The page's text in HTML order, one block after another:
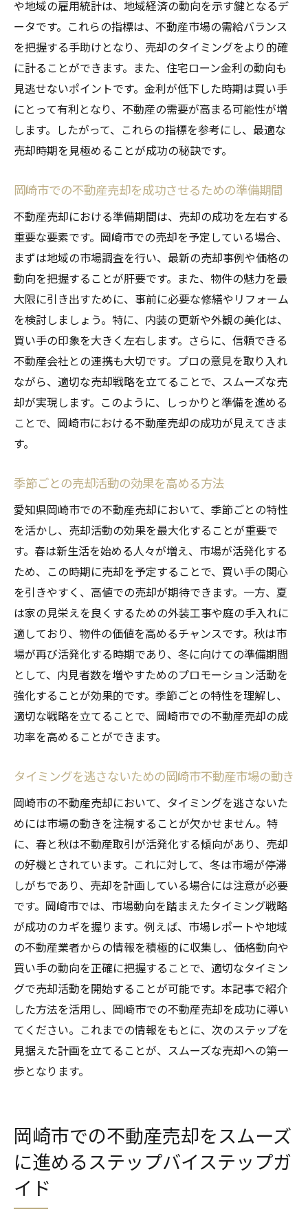
や地域の雇用統計は、地域経済の動向を示す鍵となるデ
ータです。これらの指標は、不動産市場の需給バランス
を把握する手助けとなり、売却のタイミングをより的確
に計ることができます。また、住宅ローン金利の動向も
見逃せないポイントです。金利が低下した時期は買い手
にとって有利となり、不動産の需要が高まる可能性が増
します。したがって、これらの指標を参考にし、最適な
売却時期を見極めることが成功の秘訣です。
岡崎市での不動産売却を成功させるための準備期間
不動産売却における準備期間は、売却の成功を左右する
重要な要素です。岡崎市での売却を予定している場合、
まずは地域の市場調査を行い、最新の売却事例や価格の
動向を把握することが肝要です。また、物件の魅力を最
大限に引き出すために、事前に必要な修繕やリフォーム
を検討しましょう。特に、内装の更新や外観の美化は、
買い手の印象を大きく左右します。さらに、信頼できる
不動産会社との連携も大切です。プロの意見を取り入れ
ながら、適切な売却戦略を立てることで、スムーズな売
却が実現します。このように、しっかりと準備を進める
ことで、岡崎市における不動産売却の成功が見えてきま
す。
季節ごとの売却活動の効果を高める方法
愛知県岡崎市での不動産売却において、季節ごとの特性
を活かし、売却活動の効果を最大化することが重要で
す。春は新生活を始める人々が増え、市場が活発化する
ため、この時期に売却を予定することで、買い手の関心
を引きやすく、高値での売却が期待できます。一方、夏
は家の見栄えを良くするための外装工事や庭の手入れに
適しており、物件の価値を高めるチャンスです。秋は市
場が再び活発化する時期であり、冬に向けての準備期間
として、内見者数を増やすためのプロモーション活動を
強化することが効果的です。季節ごとの特性を理解し、
適切な戦略を立てることで、岡崎市での不動産売却の成
功率を高めることができます。
タイミングを逃さないための岡崎市不動産市場の動き
岡崎市の不動産売却において、タイミングを逃さないた
めには市場の動きを注視することが欠かせません。特
に、春と秋は不動産取引が活発化する傾向があり、売却
の好機とされています。これに対して、冬は市場が停滞
しがちであり、売却を計画している場合には注意が必要
です。岡崎市では、市場動向を踏まえたタイミング戦略
が成功のカギを握ります。例えば、市場レポートや地域
の不動産業者からの情報を積極的に収集し、価格動向や
買い手の動向を正確に把握することで、適切なタイミン
グで売却活動を開始することが可能です。本記事で紹介
した方法を活用し、岡崎市での不動産売却を成功に導い
てください。これまでの情報をもとに、次のステップを
見据えた計画を立てることが、スムーズな売却への第一
歩となります。
岡崎市での不動産売却をスムーズ
に進めるステップバイステップガ
イド